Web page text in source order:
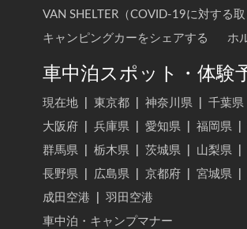
VAN SHELTER（COVID-19に対する取
キャンピングカーをシェアする
ホ
車中泊スポット・体験
現在地 東京都 神奈川県 千葉県
大阪府
兵庫県 愛知県 福岡県
群馬県
栃木県 茨城県 山梨県
長野県
広島県 京都府 宮城県
成田空港
羽田空港
車中泊・キャンプマナー